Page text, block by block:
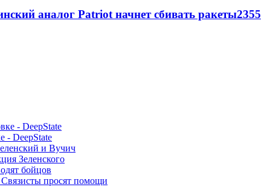
аналог Patriot начнет сбивать ракеты2355
- DeepState
и Вучич
Зеленского
бойцов
Связисты просят помощи